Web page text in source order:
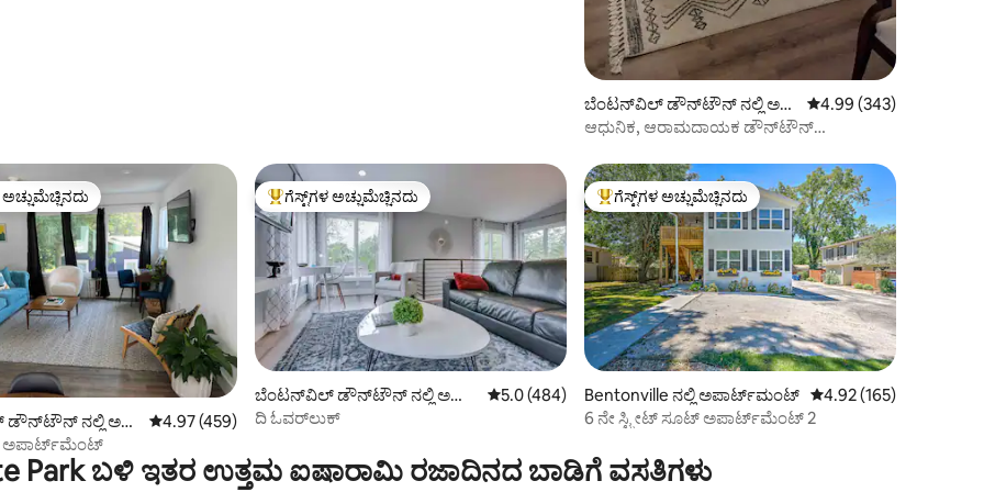
ಬೆಂಟನ್‌ವಿಲ್ ಡೌನ್‌ಟೌನ್ ನಲ್ಲಿ ಅ
ಪಾರ್ಟ್‌ಮಂಟ್
5 ರಲ್ಲಿ 4.99 ಸರಾಸರಿ
4.99 (343)
ಆಧುನಿಕ, ಆರಾಮದಾಯಕ ಡೌನ್‌ಟೌನ್
202 ವಿಮರ್ಶೆಗಳು
ಹೆಚ್ಚು ಅಚ್ಚುಮೆಚ್ಚಿನದು
ಡೌನ್‌ಟೌನ್ ನಲ್ಲಿ ಅ
5 ರಲ್ಲಿ 4.97 ಸರಾಸರಿ ರೇಟಿಂಗ್, 459 ವಿಮರ್ಶೆಗಳು
4.97 (459)
ಅಪಾರ್ಟ್‌ಮೆಂಟ್
ಗೆಸ್ಟ್‌ಗಳಿಗೆ ಅತಿ ಹೆಚ್ಚು ಅಚ್ಚುಮೆಚ್ಚಿನದು
ಗೆಸ್ಟ್‌ಗಳ ಅಚ್ಚುಮೆಚ್ಚಿನದು
ಬೆಂಟನ್‌ವಿಲ್ ಡೌನ್‌ಟೌನ್ ನಲ್ಲಿ ಅ
ಪಾರ್ಟ್‌ಮಂಟ್
5 ರಲ್ಲಿ 5.0 ಸರಾಸರಿ ರೇಟಿಂಗ್, 484 ವಿಮರ್ಶೆಗಳು
5.0 (484)
ದಿ ಓವರ್‌ಲುಕ್
ಗೆಸ್ಟ್‌ಗಳಿಗೆ ಅತಿ ಹೆಚ್ಚು ಅಚ್ಚುಮೆಚ್ಚಿನದು
ಗೆಸ್ಟ್‌ಗಳ ಅಚ್ಚುಮೆಚ್ಚಿನದು
Bentonville ನಲ್ಲಿ ಅಪಾರ್ಟ್‌ಮಂಟ್ 5 ರಲ್ಲಿ 4.92 ಸರಾಸರಿ
4.92 (165)
6 ನೇ ಸ್ಟ್ರೀಟ್ ಸೂಟ್ ಅಪಾರ್ಟ್‌ಮೆಂಟ್ 2
Park ಬಳಿ ಇತರ ಉತ್ತಮ ಐಷಾರಾಮಿ ರಜಾದಿನದ ಬಾಡಿಗೆ ವಸತಿಗಳು